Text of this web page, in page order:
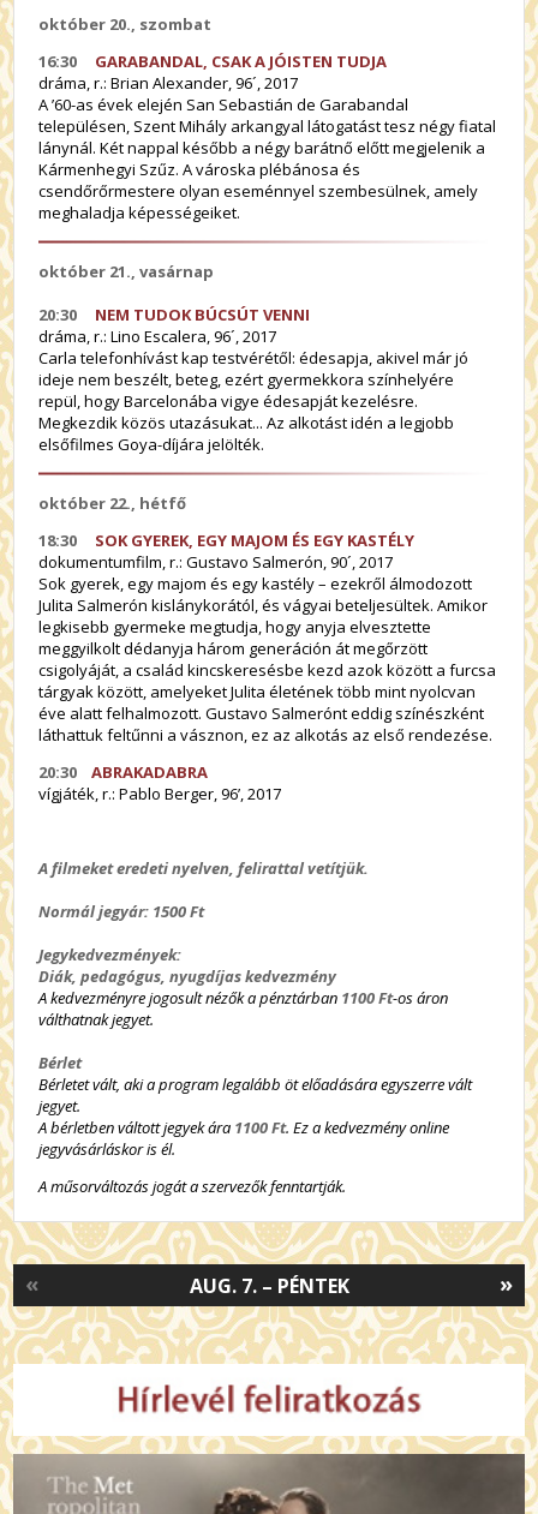
október 20., szombat
16:30 GARABANDAL, CSAK A JÓISTEN TUDJA
dráma,r.: Brian Alexander, 96´, 2017
A ’60-as évek elején San Sebastián de Garabandal
településen, Szent Mihály arkangyal látogatást tesz négy fiatal
lánynál. Két nappal később a négy barátnő előtt megjelenik a
Kármenhegyi Szűz. A városka plébánosa és
csendőrőrmestere olyan eseménnyel szembesülnek, amely
meghaladja képességeiket.
október 21., vasárnap
20:30 NEM TUDOK BÚCSÚT VENNI
dráma,r.: Lino Escalera,96´, 2017
Carla telefonhívást kap testvérétől: édesapja, akivel már jó
ideje nem beszélt, beteg, ezért gyermekkora színhelyére
repül, hogy Barcelonába vigye édesapját kezelésre.
Megkezdik közös utazásukat... Az alkotást idén a legjobb
elsőfilmes Goya-díjárajelölték.
október 22., hétfő
18:30 SOK GYEREK, EGY MAJOM ÉS EGY KASTÉLY
dokumentumfilm,r.: Gustavo Salmerón, 90´, 2017
Sok gyerek, egy majom és egy kastély – ezekről álmodozott
Julita Salmerón kislánykorától, és vágyai beteljesültek. Amikor
legkisebb gyermeke megtudja, hogy anyja elvesztette
meggyilkolt dédanyja három generáción át megőrzött
csigolyáját, a család kincskeresésbe kezd azok között a furcsa
tárgyak között, amelyeket Julita életének több mint nyolcvan
éve alatt felhalmozott. Gustavo Salmerónt eddig színészként
láthattuk feltűnni a vásznon, ez az alkotás az első rendezése.
20:30ABRAKADABRA
vígjáték, r.: Pablo Berger, 96’, 2017
A filmeket eredeti nyelven, felirattal vetítjük.
Normál jegyár: 1500 Ft
Jegykedvezmények:
Diák, pedagógus, nyugdíjas kedvezmény
A kedvezményre jogosult nézők a pénztárban 1100 Ft-os áron
válthatnak jegyet.
Bérlet
Bérletet vált, aki a program legalább öt előadására egyszerre vált
jegyet.
A bérletben váltott jegyek ára 1100 Ft. Ez a kedvezmény online
jegyvásárláskor is él.
A műsorváltozás jogát a szervezők fenntartják.
»
AUG. 7. – PÉNTEK
«